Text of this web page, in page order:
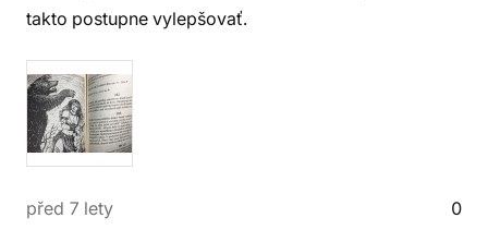
takto postupne vylepšovať.
před 7 lety 0